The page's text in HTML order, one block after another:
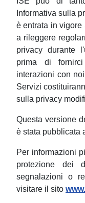
Informativa sulla
è entrata in
a rileggere
privacy durante
prima di
interazioni con
Servizi
sulla privacy
Questa versione
è stata pubblicata
Per informazioni
protezione dei
segnalazioni o
visitare il sito